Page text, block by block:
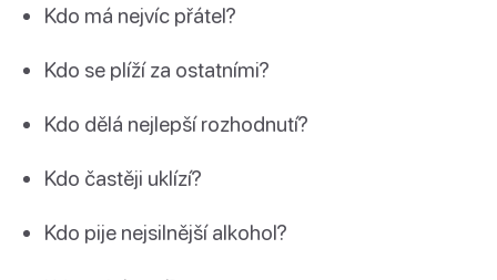
Kdo má nejvíc přátel?
Kdo se plíží za ostatními?
Kdo dělá nejlepší rozhodnutí?
Kdo častěji uklízí?
Kdo pije nejsilnější alkohol?